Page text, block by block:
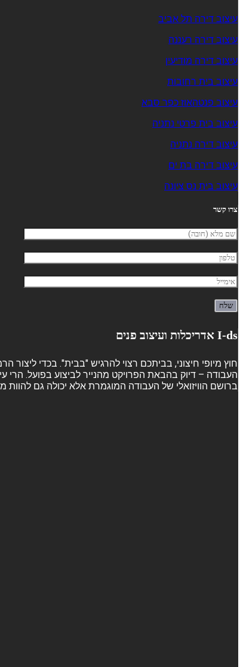
עיצוב דירה תל אביב
עיצוב דירה רעננה
עיצוב דירה מודיעין
עיצוב בית רחובות
עיצוב פנטהאוז כפר סבא
עיצוב בית פרטי נתניה
עיצוב דירה נתניה
עיצוב דירה בת ים
עיצוב בית נס ציונה
צרו קשר
I-ds אדריכלות ועיצוב פנים
חוץ מיופי חיצוני, בביתכם רצוי להרגיש "בבית". בכדי
העבודה – דיוק בהבאת הפרויקט מהנייר לביצוע בפועל.
ברושם הוויזואלי של העבודה המוגמרת אלא יכולה גם